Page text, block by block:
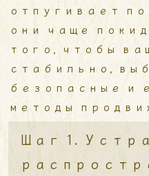
отпугивает
они чаще
того, чтобы
стабильно,
безопасные и
методы
Шаг 1.